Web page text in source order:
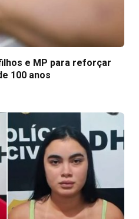
e MP para reforçar
100 anos